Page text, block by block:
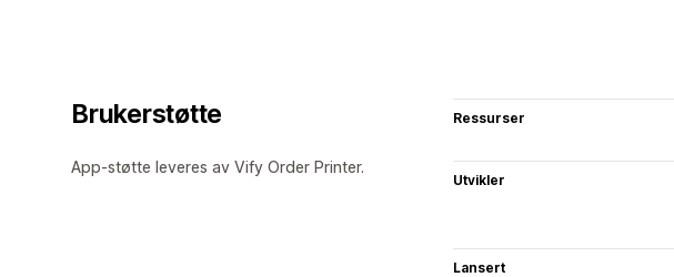
Brukerstøtte
App-støtte leveres av Vify Order Printer.
Ressurser
Utvikler
Lansert